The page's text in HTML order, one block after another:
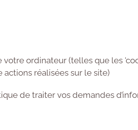
ordinateur (telles que les
actions réalisées sur le site)
de traiter vos demandes